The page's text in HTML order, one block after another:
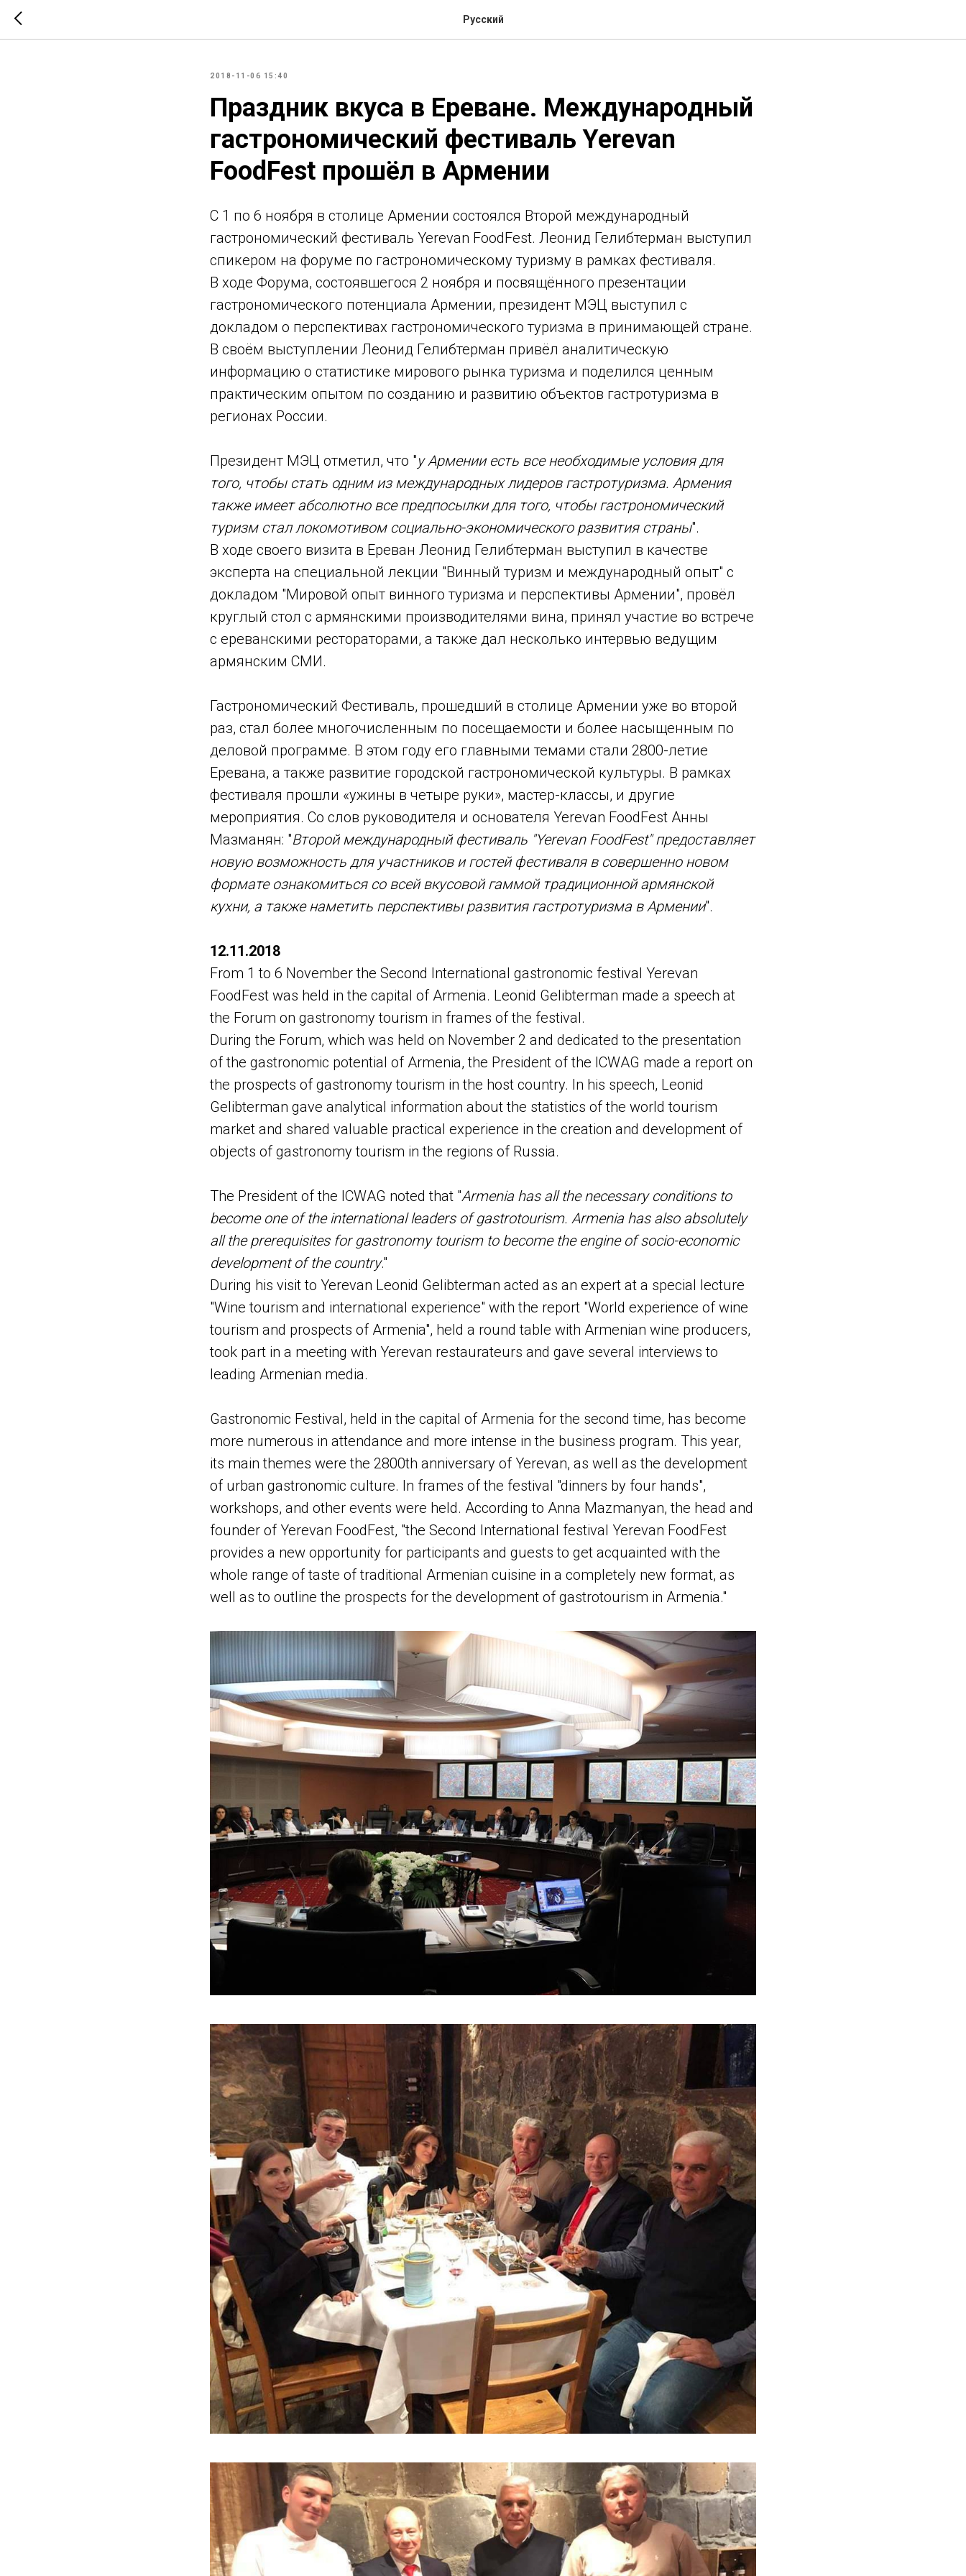
Русский
2018-11-06 15:40
Праздник вкуса в Ереване. Международный
гастрономический фестиваль Yerevan
FoodFest прошёл в Армении
С 1 по 6 ноября в столице Армении состоялся Второй международный
гастрономический фестиваль Yerevan FoodFest. Леонид Гелибтерман выступил
спикером на форуме по гастрономическому туризму в рамках фестиваля.
В ходе Форума, состоявшегося 2 ноября и посвящённого презентации
гастрономического потенциала Армении, президент МЭЦ выступил с
докладом о перспективах гастрономического туризма в принимающей стране.
В своём выступлении Леонид Гелибтерман привёл аналитическую
информацию о статистике мирового рынка туризма и поделился ценным
практическим опытом по созданию и развитию объектов гастротуризма в
регионах России.
Президент МЭЦ отметил, что "у Армении есть все необходимые условия для
того, чтобы стать одним из международных лидеров гастротуризма. Армения
также имеет абсолютно все предпосылки для того, чтобы гастрономический
туризм стал локомотивом социально-экономического развития страны".
В ходе своего визита в Ереван Леонид Гелибтерман выступил в качестве
эксперта на специальной лекции "Винный туризм и международный опыт" с
докладом "Мировой опыт винного туризма и перспективы Армении", провёл
круглый стол с армянскими производителями вина, принял участие во встрече
с ереванскими рестораторами, а также дал несколько интервью ведущим
армянским СМИ.
Гастрономический Фестиваль, прошедший в столице Армении уже во второй
раз, стал более многочисленным по посещаемости и более насыщенным по
деловой программе. В этом году его главными темами стали 2800-летие
Еревана, а также развитие городской гастрономической культуры. В рамках
фестиваля прошли «ужины в четыре руки», мастер-классы, и другие
мероприятия. Со слов руководителя и основателя Yerevan FoodFest Анны
Мазманян: "Второй международный фестиваль "Yerevan FoodFest" предоставляет
новую возможность для участников и гостей фестиваля в совершенно новом
формате ознакомиться со всей вкусовой гаммой традиционной армянской
кухни, а также наметить перспективы развития гастротуризма в Армении".
12.11.2018
From 1 to 6 November the Second International gastronomic festival Yerevan
FoodFest was held in the capital of Armenia. Leonid Gelibterman made a speech at
the Forum on gastronomy tourism in frames of the festival.
During the Forum, which was held on November 2 and dedicated to the presentation
of the gastronomic potential of Armenia, the President of the ICWAG made a report on
the prospects of gastronomy tourism in the host country. In his speech, Leonid
Gelibterman gave analytical information about the statistics of the world tourism
market and shared valuable practical experience in the creation and development of
objects of gastronomy tourism in the regions of Russia.
The President of the ICWAG noted that "Armenia has all the necessary conditions to
become one of the international leaders of gastrotourism. Armenia has also absolutely
all the prerequisites for gastronomy tourism to become the engine of socio-economic
development of the country."
During his visit to Yerevan Leonid Gelibterman acted as an expert at a special lecture
"Wine tourism and international experience" with the report "World experience of wine
tourism and prospects of Armenia", held a round table with Armenian wine producers,
took part in a meeting with Yerevan restaurateurs and gave several interviews to
leading Armenian media.
Gastronomic Festival, held in the capital of Armenia for the second time, has become
more numerous in attendance and more intense in the business program. This year,
its main themes were the 2800th anniversary of Yerevan, as well as the development
of urban gastronomic culture. In frames of the festival "dinners by four hands",
workshops, and other events were held. According to Anna Mazmanyan, the head and
founder of Yerevan FoodFest, "the Second International festival Yerevan FoodFest
provides a new opportunity for participants and guests to get acquainted with the
whole range of taste of traditional Armenian cuisine in a completely new format, as
well as to outline the prospects for the development of gastrotourism in Armenia."